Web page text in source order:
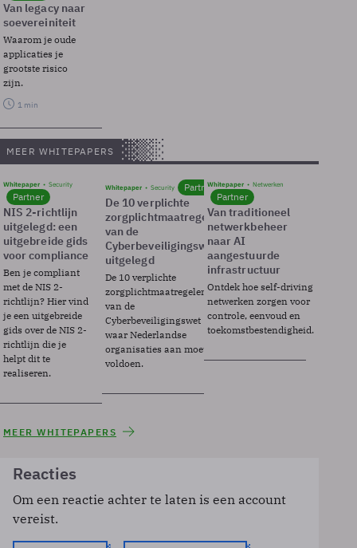
Van legacy naar
soevereiniteit
Waarom je oude
applicaties je
grootste risico
zijn.
1 min
MEER WHITEPAPERS
Whitepaper Security
Partner
NIS 2-richtlijn
uitgelegd: een
uitgebreide gids
voor compliance
Ben je compliant
met de NIS 2-
richtlijn? Hier vind
je een uitgebreide
gids over de NIS 2-
richtlijn die je
helpt dit te
realiseren.
Whitepaper Security Partner
De 10 verplichte
zorgplichtmaatregelen
van de
Cyberbeveiligingswet
uitgelegd
De 10 verplichte
zorgplichtmaatregelen
van de
Cyberbeveiligingswet
waar Nederlandse
organisaties aan moeten
voldoen.
Whitepaper Netwerken
Partner
Van traditioneel
netwerkbeheer
naar AI
aangestuurde
infrastructuur
Ontdek hoe self-driving
netwerken zorgen voor
controle, eenvoud en
toekomstbestendigheid.
MEER WHITEPAPERS
Reacties
Om een reactie achter te laten is een account
vereist.